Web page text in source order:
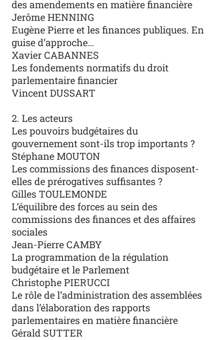
des amendements en matière financière
Jerôme HENNING
Eugène Pierre et les finances publiques. En
guise d’approche…
Xavier CABANNES
Les fondements normatifs du droit
parlementaire financier
Vincent DUSSART
2. Les acteurs
Les pouvoirs budgétaires du
gouvernement sont-ils trop importants ?
Stéphane MOUTON
Les commissions des finances disposent-
elles de prérogatives suffisantes ?
Gilles TOULEMONDE
L’équilibre des forces au sein des
commissions des finances et des affaires
sociales
Jean-Pierre CAMBY
La programmation de la régulation
budgétaire et le Parlement
Christophe PIERUCCI
Le rôle de l’administration des assemblées
dans l’élaboration des rapports
parlementaires en matière financière
Gérald SUTTER